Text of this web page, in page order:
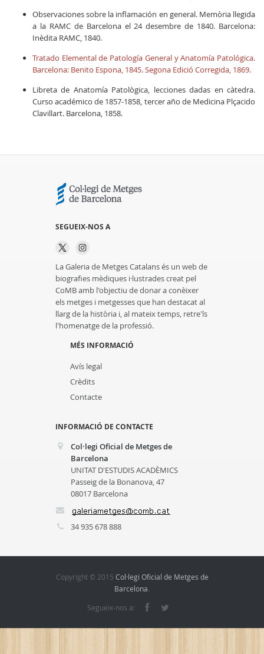
Observaciones sobre la inflamación en general. Memòria llegida
a la RAMC de Barcelona el 24 desembre de 1840. Barcelona:
Inèdita RAMC, 1840.
Tratado Elemental de Patología General y Anatomía Patológica.
Barcelona: Benito Espona, 1845.Segona Edició Corregida, 1869.
Libreta de Anatomía Patològica, lecciones dadas en càtedra.
Curso académico de 1857-1858, tercer año de Medicina Plçacido
Clavillart. Barcelona, 1858.
SEGUEIX-NOS A
La Galeria de Metges Catalans és un web de
biografies mèdiques i·lustrades creat pel
CoMB amb l'objectiu de donar a conèixer
els metges i metgesses que han destacat al
llarg de la història i, al mateix temps, retre'ls
l'homenatge de la professió.
MÉS INFORMACIÓ
Avís legal
Crèdits
Contacte
INFORMACIÓ DE CONTACTE
Col·legi Oficial de Metges de
Barcelona
UNITAT D'ESTUDIS ACADÈMICS
Passeig de la Bonanova, 47
08017 Barcelona
34 935 678 888
Copyright © 2015 Col·legi Oficial de Metges de
Barcelona.
Segueix-nos a: